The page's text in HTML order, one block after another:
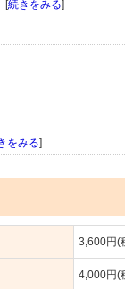
[続きをみる]
をみる]
3,600円(
4,000円(